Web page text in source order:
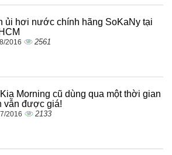
ủi hơi nước chính hãng SoKaNy tại
2016 2561
Morning cũ dùng qua một thời gian
vẫn được giá!
2016 2133